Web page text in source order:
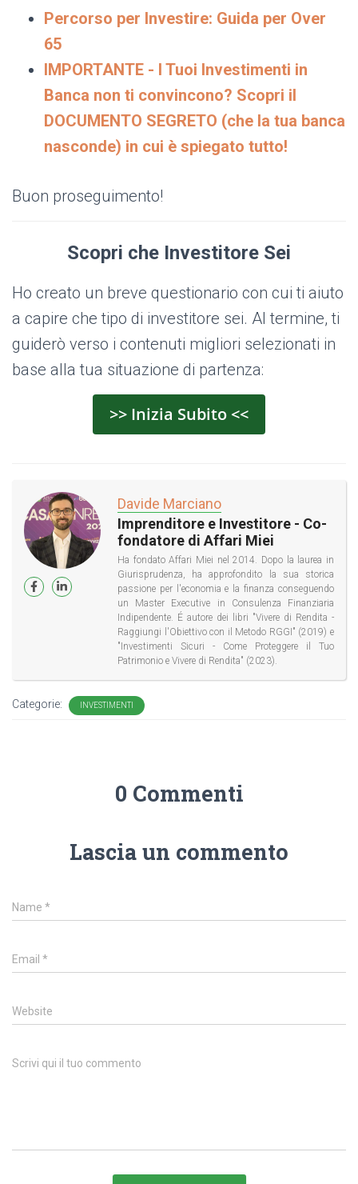
Percorso per Investire: Guida per Over
65
IMPORTANTE - I Tuoi Investimenti in
Banca non ti convincono? Scopri il
DOCUMENTO SEGRETO (che la tua banca
nasconde) in cui è spiegato tutto!
Buon proseguimento!
Scopri che Investitore Sei
Ho creato un breve questionario con cui ti aiuto
a capire che tipo di investitore sei. Al termine, ti
guiderò verso i contenuti migliori selezionati in
base alla tua situazione di partenza:
>> Inizia Subito <<
Davide Marciano
Imprenditore e Investitore - Co-
fondatore di Affari Miei
Ha fondato Affari Miei nel 2014. Dopo la laurea in
Giurisprudenza, ha approfondito la sua storica
passione per l'economia e la finanza conseguendo
un Master Executive in Consulenza Finanziaria
Indipendente. É autore dei libri "Vivere di Rendita -
Raggiungi l'Obiettivo con il Metodo RGGI" (2019) e
"Investimenti Sicuri - Come Proteggere il Tuo
Patrimonio e Vivere di Rendita" (2023).
Categorie: INVESTIMENTI
0 Commenti
Lascia un commento
Name *
Email *
Website
Scrivi qui il tuo commento